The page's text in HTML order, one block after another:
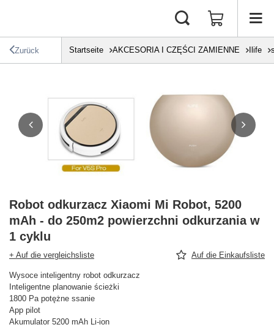
Zurück Startseite AKCESORIA I CZĘŚCI ZAMIENNE Ilife
Robot odkurzacz Xiaomi Mi Robot, 5200
mAh - do 250m2 powierzchni odkurzania w
1 cyklu
+ Auf die vergleichsliste Auf die Einkaufsliste
Wysoce inteligentny robot odkurzacz
Inteligentne planowanie ścieżki
1800 Pa potężne ssanie
App pilot
Akumulator 5200 mAh Li-ion